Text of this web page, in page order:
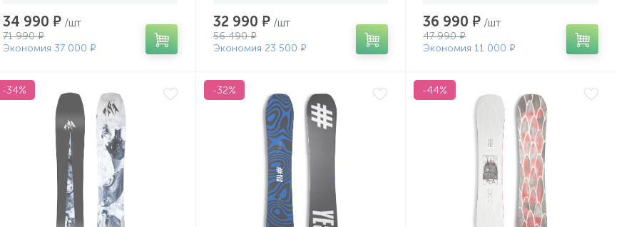
34 990 ₽ /шт
71 990 ₽
Экономия 37 000 ₽
32 990 ₽ /шт
56 490 ₽
Экономия 23 500 ₽
36 990 ₽ /шт
47 990 ₽
Экономия 11 000 ₽
-34% -32% -44%